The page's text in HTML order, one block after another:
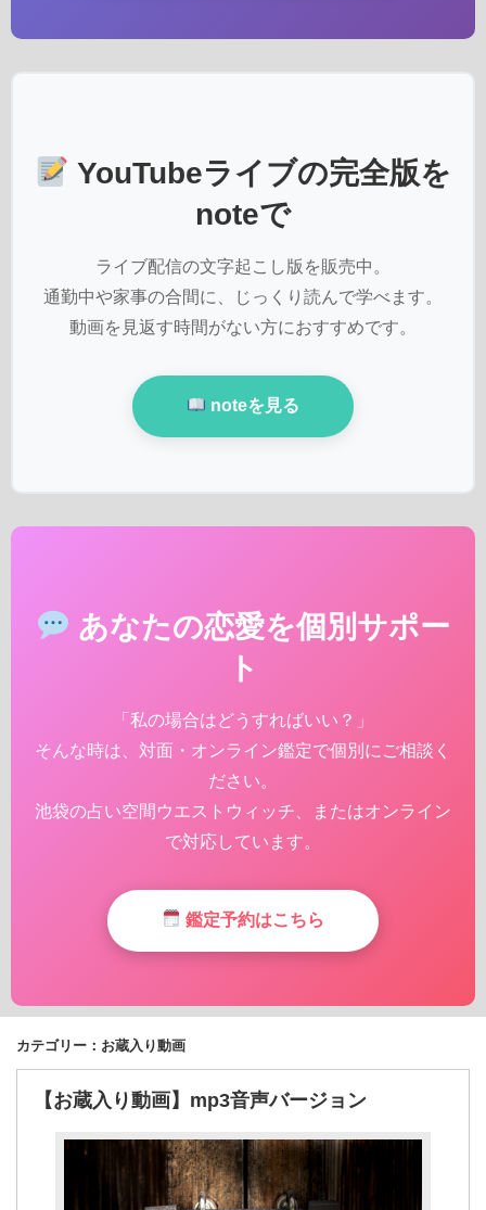
YouTubeライブの完全版を
noteで
ライブ配信の文字起こし版を販売中。
通勤中や家事の合間に、じっくり読んで学べます。
動画を見返す時間がない方におすすめです。
noteを見る
あなたの恋愛を個別サポー
ト
「私の場合はどうすればいい？」
そんな時は、対面・オンライン鑑定で個別にご相談く
ださい。
池袋の占い空間ウエストウィッチ、またはオンライン
で対応しています。
鑑定予約はこちら
カテゴリー：お蔵入り動画
【お蔵入り動画】mp3音声バージョン